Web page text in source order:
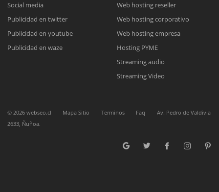
Reunión online
Nuestros ejecutivos le enviarán un correo electrónico con el enlace a
Meet para la reunión online.
Cotización
Complete el formulario y nos contactaremos a la brevedad.
Chat Online
para enviarnos un correo electrónico con sus datos personales.
Social media
Publicidad en twitter
Publicidad en youtube
Publicidad en waze
Web hosting reseller
Web hosting corporativo
Web hosting empresa
Hosting PYME
Streaming audio
Streaming Video
© 2026 webseo.cl Mapa Sitio Terminos Faq
Av. Pedro de Valdivia
2633, Ñuñoa.